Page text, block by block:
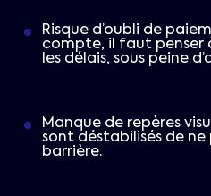
Risque d’oubli de
compte, il faut penser
les délais, sous peine
Manque de repères
sont déstabilisés de ne
barrière.